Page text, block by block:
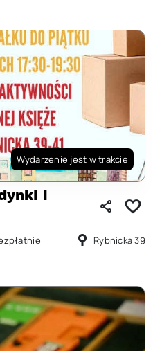
Wydarzenie jest w trakcie
i
Rybnicka 39